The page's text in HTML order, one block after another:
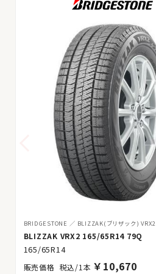
BRIDGESTONE BLIZZAK(ブリザック) VRX2
BLIZZAK VRX2 165/65R14 79Q
165/65R14
税込/1本 ￥ 10,670